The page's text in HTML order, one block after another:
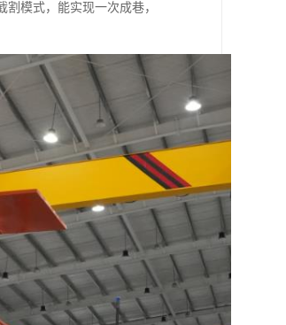
模式，能实现一次成巷，